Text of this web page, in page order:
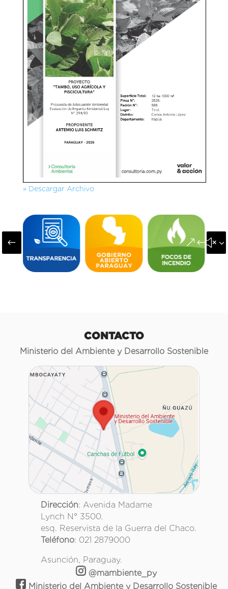
» Descargar Archivo
#
CONTACTO
Ministerio del Ambiente y Desarrollo Sostenible
Dirección: Avenida Madame
Lynch N° 3500.
esq. Reservista de la Guerra del Chaco.
Teléfono: 021 2879000
Asunción, Paraguay.
@mambiente_py
Ministerio del Ambiente y Desarrollo Sostenible